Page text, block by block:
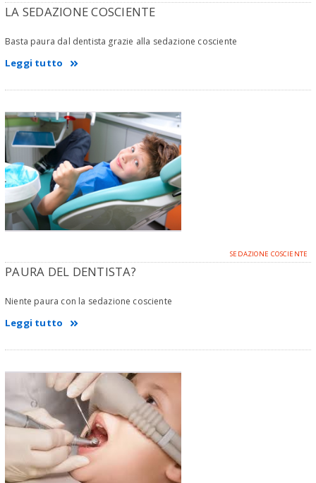
LA SEDAZIONE COSCIENTE
Basta paura dal dentista grazie alla sedazione cosciente
Leggi tutto
SEDAZIONE COSCIENTE
PAURA DEL DENTISTA?
Niente paura con la sedazione cosciente
Leggi tutto